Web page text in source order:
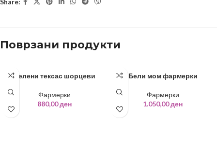
Поврзани продукти
Белени тексас шорцеви
Фармерки
880,00ден
Бели мом фармерки
Фармерки
1.050,00ден